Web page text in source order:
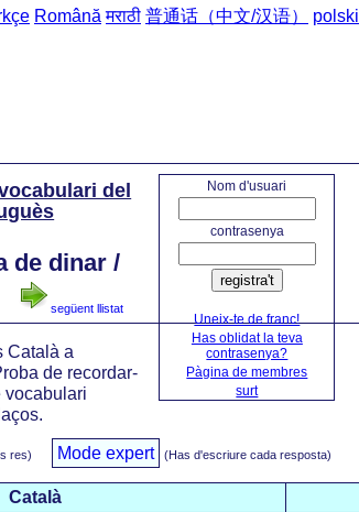
Română मराठी 普通话（中文/汉语） polski
Nom d'usuari
contrasenya
registra't
Uneix-te de franc!
Has oblidat la teva
contrasenya?
Pàgina de membres
surt
del
de dinar /
següent llistat
Català a
de recordar-
vocabulari
res) Mode expert (Has d'escriure cada resposta)
Català